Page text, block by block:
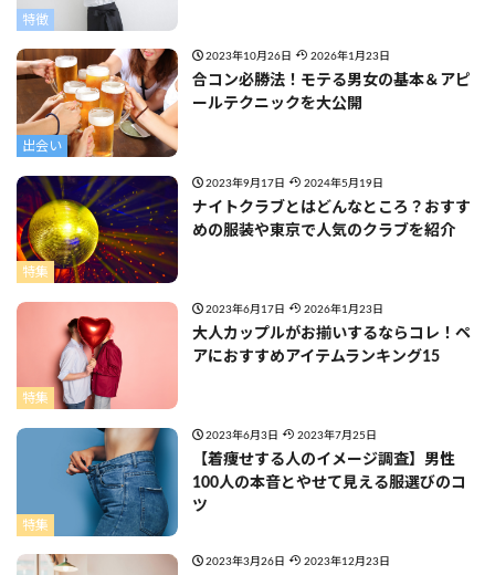
特徴
出会い
2023年10月26日 2026年1月23日
合コン必勝法！モテる男女の基本＆アピ
ールテクニックを大公開
特集
2023年9月17日 2024年5月19日
ナイトクラブとはどんなところ？おすす
めの服装や東京で人気のクラブを紹介
特集
2023年6月17日 2026年1月23日
大人カップルがお揃いするならコレ！ペ
アにおすすめアイテムランキング15
特集
2023年6月3日 2023年7月25日
【着痩せする人のイメージ調査】男性
100人の本音とやせて見える服選びのコ
ツ
2023年3月26日 2023年12月23日